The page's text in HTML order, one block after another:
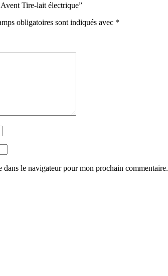
Tire-lait électrique”
obligatoires sont indiqués avec *
le navigateur pour mon prochain commentaire.